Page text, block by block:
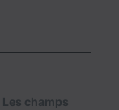
Les champs